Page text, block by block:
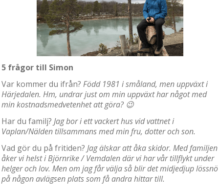
5 frågor till Simon
Var kommer du ifrån? Född 1981 i småland, men uppväxt i
Härjedalen. Hm, undrar just om min uppväxt har något med
min kostnadsmedvetenhet att göra? 😉
Har du familj? Jag bor i ett vackert hus vid vattnet i
Vaplan/Nälden tillsammans med min fru, dotter och son.
Vad gör du på fritiden? Jag älskar att åka skidor. Med familjen
åker vi helst i Björnrike / Vemdalen där vi har vår tillflykt under
helger och lov. Men om jag får välja så blir det midjedjup lössnö
på någon avlägsen plats som få andra hittar till.